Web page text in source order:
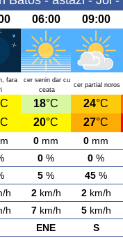
06:00 09:00
fara
cer senin dar cu
ceata
cer partial noros
18°C 24°C
20°C 27°C
0 mm 0 mm
0 % 0 %
5 % 45 %
h 2km/h 2km/h
h 7km/h 5km/h
ENE S